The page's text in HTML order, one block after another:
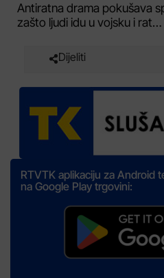
Antiratna drama pokušava
zašto ljudi idu u vojsku i rat…
Dijeliti
RTVTK aplikaciju za Android
na Google Play trgovini: